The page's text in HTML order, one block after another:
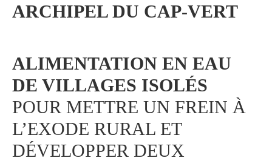
ARCHIPEL DU CAP-VERT
ALIMENTATION EN EAU
DE VILLAGES ISOLÉS
POUR METTRE UN FREIN À
L’EXODE RURAL ET
DÉVELOPPER DEUX